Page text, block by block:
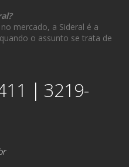
mercado, a Sideral é a
o assunto se trata de
| 3219-